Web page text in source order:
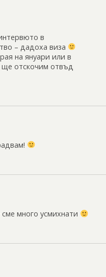
в
– дадоха виза
на януари или в
отскочим отвъд
много усмихнати